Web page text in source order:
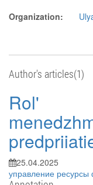
Organization:
Author's articles(1)
Rol'
25.04.2025
управление ресурсы